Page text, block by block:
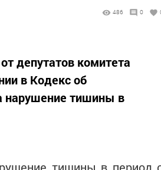
486 0
депутатов комитета
в Кодекс об
нарушение тишины в